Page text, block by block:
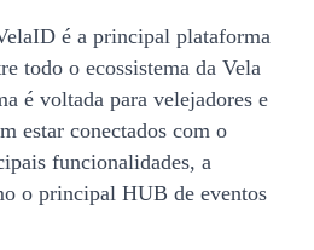
é a principal plataforma
todo o ecossistema da Vela
é voltada para velejadores e
estar conectados com o
funcionalidades, a
o principal HUB de eventos